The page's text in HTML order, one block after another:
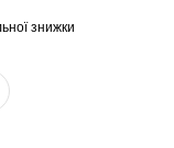
знижки